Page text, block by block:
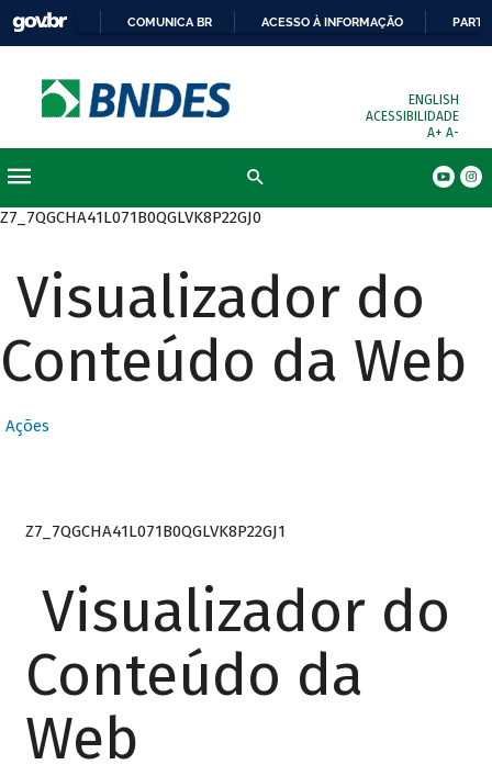
COMUNICA BR ACESSO À INFORMAÇÃO
ENGLISH
ACESSIBILIDADE
A+ A-
Z7_7QGCHA41L071B0QGLVK8P22GJ0
Visualizador do
Conteúdo da Web
Ações
Z7_7QGCHA41L071B0QGLVK8P22GJ1
Visualizador do
Conteúdo da
Web